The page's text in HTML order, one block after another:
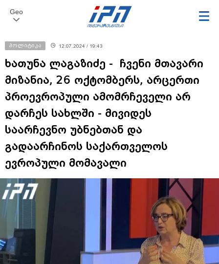
Geo
პოლიტიკა 12.07.2024 / 19:43
ხათუნა ლაგაზიძე - ჩვენი მთავარი
მიზანია, 26 ოქტომბერს, არცერთი
პროევროპული ამომრჩეველი არ
დარჩეს სახლში - მივიდეს
საარჩევნო უბნებთან და
გადაარჩინოს საქართველოს
ევროპული მომავალი